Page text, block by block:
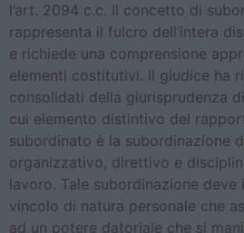
l’art. 2094 c.c. Il concetto di
rappresenta il fulcro dell’intera
e richiede una comprensione
elementi costitutivi. Il giudice ha
consolidati della giurisprudenza
cui elemento distintivo del
subordinato è la subordinazione
organizzativo, direttivo e
lavoro. Tale subordinazione deve
vincolo di natura personale che
ad un potere datoriale che si